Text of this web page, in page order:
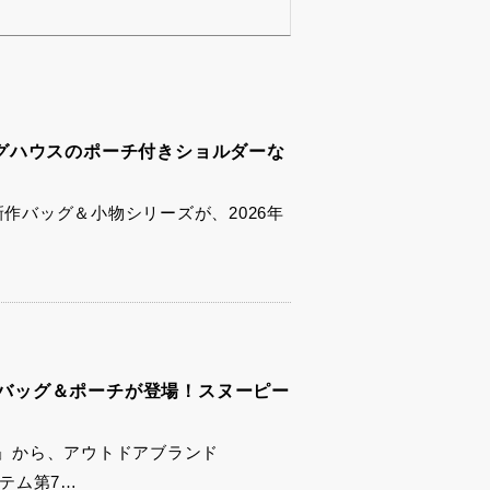
ウスのポーチ付きショルダーな
バッグ＆小物シリーズが、2026年
ッグ＆ポーチが登場！スヌーピー
から、アウトドアブランド
ム第7…